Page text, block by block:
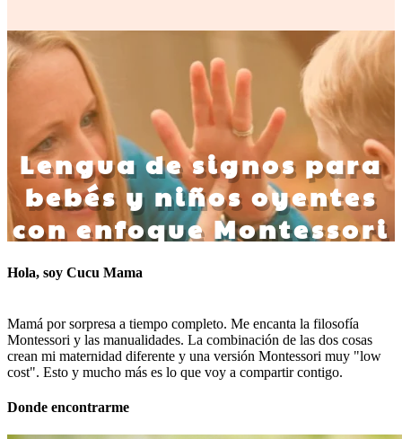
Hola, soy Cucu Mama
Mamá por sorpresa a tiempo completo. Me encanta la filosofía
Montessori y las manualidades. La combinación de las dos cosas
crean mi maternidad diferente y una versión Montessori muy "low
cost". Esto y mucho más es lo que voy a compartir contigo.
Donde encontrarme